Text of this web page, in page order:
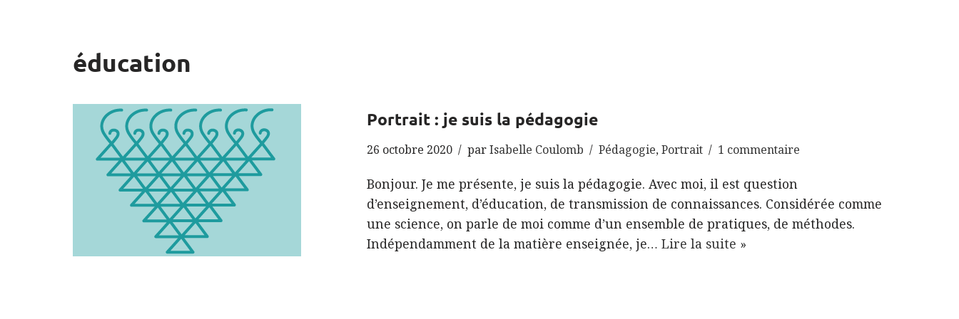
éducation
Portrait : je suis la pédagogie
26 octobre 2020 parIsabelle Coulomb Pédagogie,Portrait 1 commentaire
Bonjour. Je me présente, je suis la pédagogie. Avec moi, il est question
d’enseignement, d’éducation, de transmission de connaissances. Considérée comme
une science, on parle de moi comme d’un ensemble de pratiques, de méthodes.
Indépendamment de la matière enseignée, je… Lire la suite »